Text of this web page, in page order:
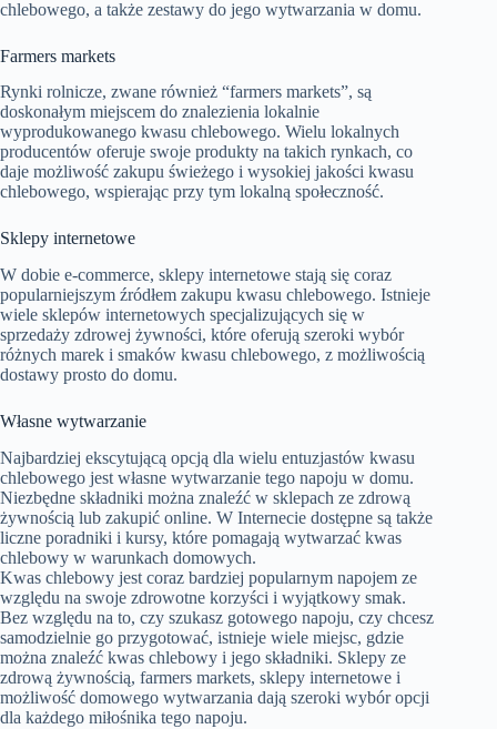
chlebowego, a także zestawy do jego wytwarzania w domu.
Farmers markets
Rynki rolnicze, zwane również “farmers markets”, są
doskonałym miejscem do znalezienia lokalnie
wyprodukowanego kwasu chlebowego. Wielu lokalnych
producentów oferuje swoje produkty na takich rynkach, co
daje możliwość zakupu świeżego i wysokiej jakości kwasu
chlebowego, wspierając przy tym lokalną społeczność.
Sklepy internetowe
W dobie e-commerce, sklepy internetowe stają się coraz
popularniejszym źródłem zakupu kwasu chlebowego. Istnieje
wiele sklepów internetowych specjalizujących się w
sprzedaży zdrowej żywności, które oferują szeroki wybór
różnych marek i smaków kwasu chlebowego, z możliwością
dostawy prosto do domu.
Własne wytwarzanie
Najbardziej ekscytującą opcją dla wielu entuzjastów kwasu
chlebowego jest własne wytwarzanie tego napoju w domu.
Niezbędne składniki można znaleźć w sklepach ze zdrową
żywnością lub zakupić online. W Internecie dostępne są także
liczne poradniki i kursy, które pomagają wytwarzać kwas
chlebowy w warunkach domowych.
Kwas chlebowy jest coraz bardziej popularnym napojem ze
względu na swoje zdrowotne korzyści i wyjątkowy smak.
Bez względu na to, czy szukasz gotowego napoju, czy chcesz
samodzielnie go przygotować, istnieje wiele miejsc, gdzie
można znaleźć kwas chlebowy i jego składniki. Sklepy ze
zdrową żywnością, farmers markets, sklepy internetowe i
możliwość domowego wytwarzania dają szeroki wybór opcji
dla każdego miłośnika tego napoju.